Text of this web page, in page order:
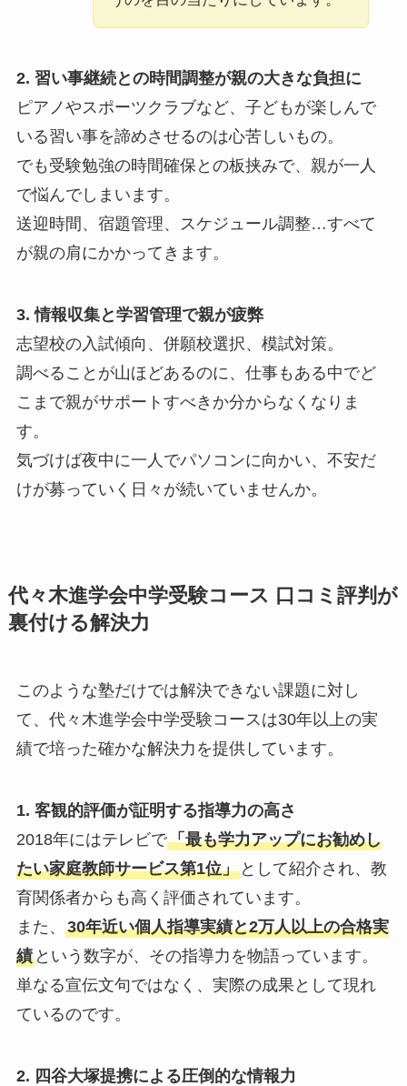
2. 習い事継続との時間調整が親の大きな負担に
ピアノやスポーツクラブなど、子どもが楽しんで
いる習い事を諦めさせるのは心苦しいもの。
でも受験勉強の時間確保との板挟みで、親が一人
で悩んでしまいます。
送迎時間、宿題管理、スケジュール調整…すべて
が親の肩にかかってきます。
3. 情報収集と学習管理で親が疲弊
志望校の入試傾向、併願校選択、模試対策。
調べることが山ほどあるのに、仕事もある中でど
こまで親がサポートすべきか分からなくなりま
す。
気づけば夜中に一人でパソコンに向かい、不安だ
けが募っていく日々が続いていませんか。
代々木進学会中学受験コース 口コミ評判が
裏付ける解決力
このような塾だけでは解決できない課題に対し
て、代々木進学会中学受験コースは30年以上の実
績で培った確かな解決力を提供しています。
1. 客観的評価が証明する指導力の高さ
2018年にはテレビで「最も学力アップにお勧めし
たい家庭教師サービス第1位」として紹介され、教
育関係者からも高く評価されています。
また、 30年近い個人指導実績と2万人以上の合格実
績という数字が、その指導力を物語っています。
単なる宣伝文句ではなく、実際の成果として現れ
ているのです。
2. 四谷大塚提携による圧倒的な情報力